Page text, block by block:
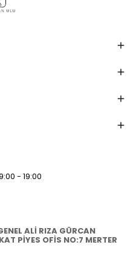
- 19:00
ALİ RIZA GÜRCAN
PİYES OFİS NO:7 MERTER